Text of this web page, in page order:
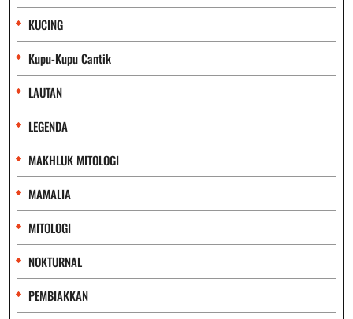
KUCING
Kupu-Kupu Cantik
LAUTAN
LEGENDA
MAKHLUK MITOLOGI
MAMALIA
MITOLOGI
NOKTURNAL
PEMBIAKKAN